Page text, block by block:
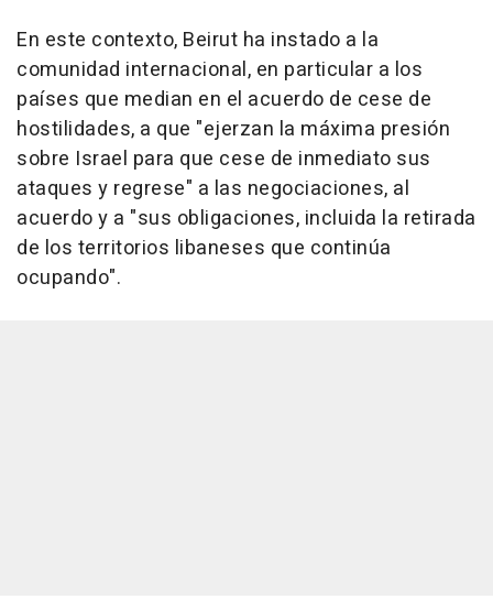
En este contexto, Beirut ha instado a la
comunidad internacional, en particular a los
países que median en el acuerdo de cese de
hostilidades, a que "ejerzan la máxima presión
sobre Israel para que cese de inmediato sus
ataques y regrese" a las negociaciones, al
acuerdo y a "sus obligaciones, incluida la retirada
de los territorios libaneses que continúa
ocupando".